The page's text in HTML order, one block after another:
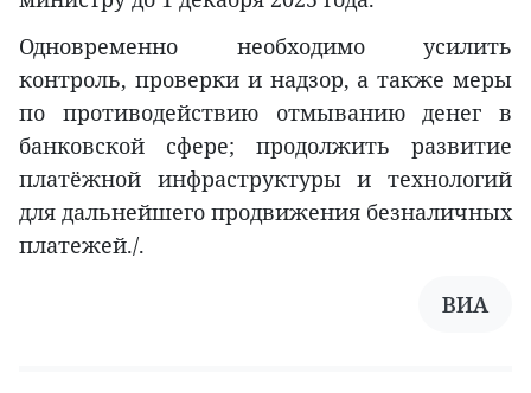
Одновременно необходимо усилить
контроль, проверки и надзор, а также меры
по противодействию отмыванию денег в
банковской сфере; продолжить развитие
платёжной инфраструктуры и технологий
для дальнейшего продвижения безналичных
платежей./.
ВИА